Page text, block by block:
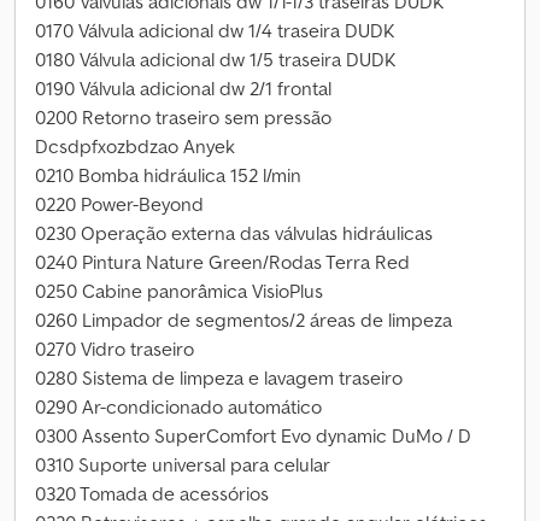
0170 Válvula adicional dw 1/4 traseira DUDK
0180 Válvula adicional dw 1/5 traseira DUDK
0190 Válvula adicional dw 2/1 frontal
0200 Retorno traseiro sem pressão
Dcsdpfxozbdzao Anyek
0210 Bomba hidráulica 152 l/min
0220 Power-Beyond
0230 Operação externa das válvulas hidráulicas
0240 Pintura Nature Green/Rodas Terra Red
0250 Cabine panorâmica VisioPlus
0260 Limpador de segmentos/2 áreas de limpeza
0270 Vidro traseiro
0280 Sistema de limpeza e lavagem traseiro
0290 Ar-condicionado automático
0300 Assento SuperComfort Evo dynamic DuMo / D
0310 Suporte universal para celular
0320 Tomada de acessórios